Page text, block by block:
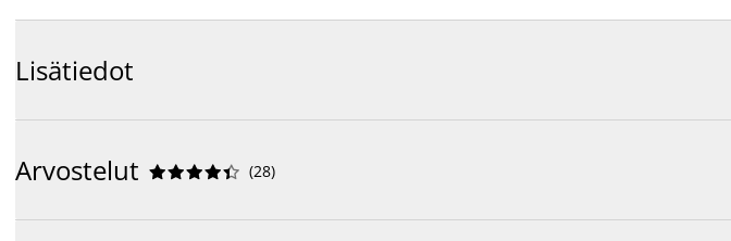
Lisätiedot
Arvostelut 




 (28)